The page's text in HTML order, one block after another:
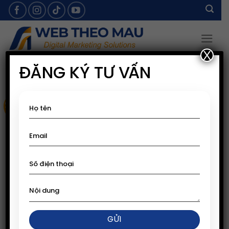
Skip
to
content
Sale!
ĐĂNG KÝ TƯ VẤN
X